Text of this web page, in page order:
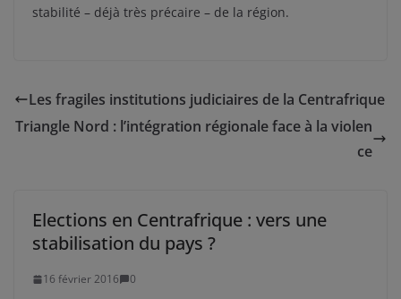
stabilité – déjà très précaire – de la région.
Les fragiles institutions judiciaires de la Centrafrique
Triangle Nord : l’intégration régionale face à la violen
ce
Elections en Centrafrique : vers une
stabilisation du pays ?
16 février 2016 0